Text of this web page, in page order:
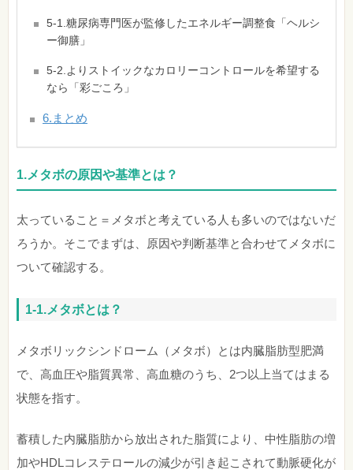
5-1.糖尿病専門医が監修したエネルギー調整食「ヘルシ
ー御膳」
5-2.よりストイックなカロリーコントロールを希望する
なら「彩ごころ」
6.まとめ
1.メタボの原因や基準とは？
太っていること＝メタボと考えている人も多いのではないだ
ろうか。そこでまずは、原因や判断基準と合わせてメタボに
ついて確認する。
1-1.メタボとは？
メタボリックシンドローム（メタボ）とは内臓脂肪型肥満
で、高血圧や脂質異常、高血糖のうち、2つ以上当てはまる
状態を指す。
蓄積した内臓脂肪から放出された脂質により、中性脂肪の増
加やHDLコレステロールの減少が引き起こされて動脈硬化が